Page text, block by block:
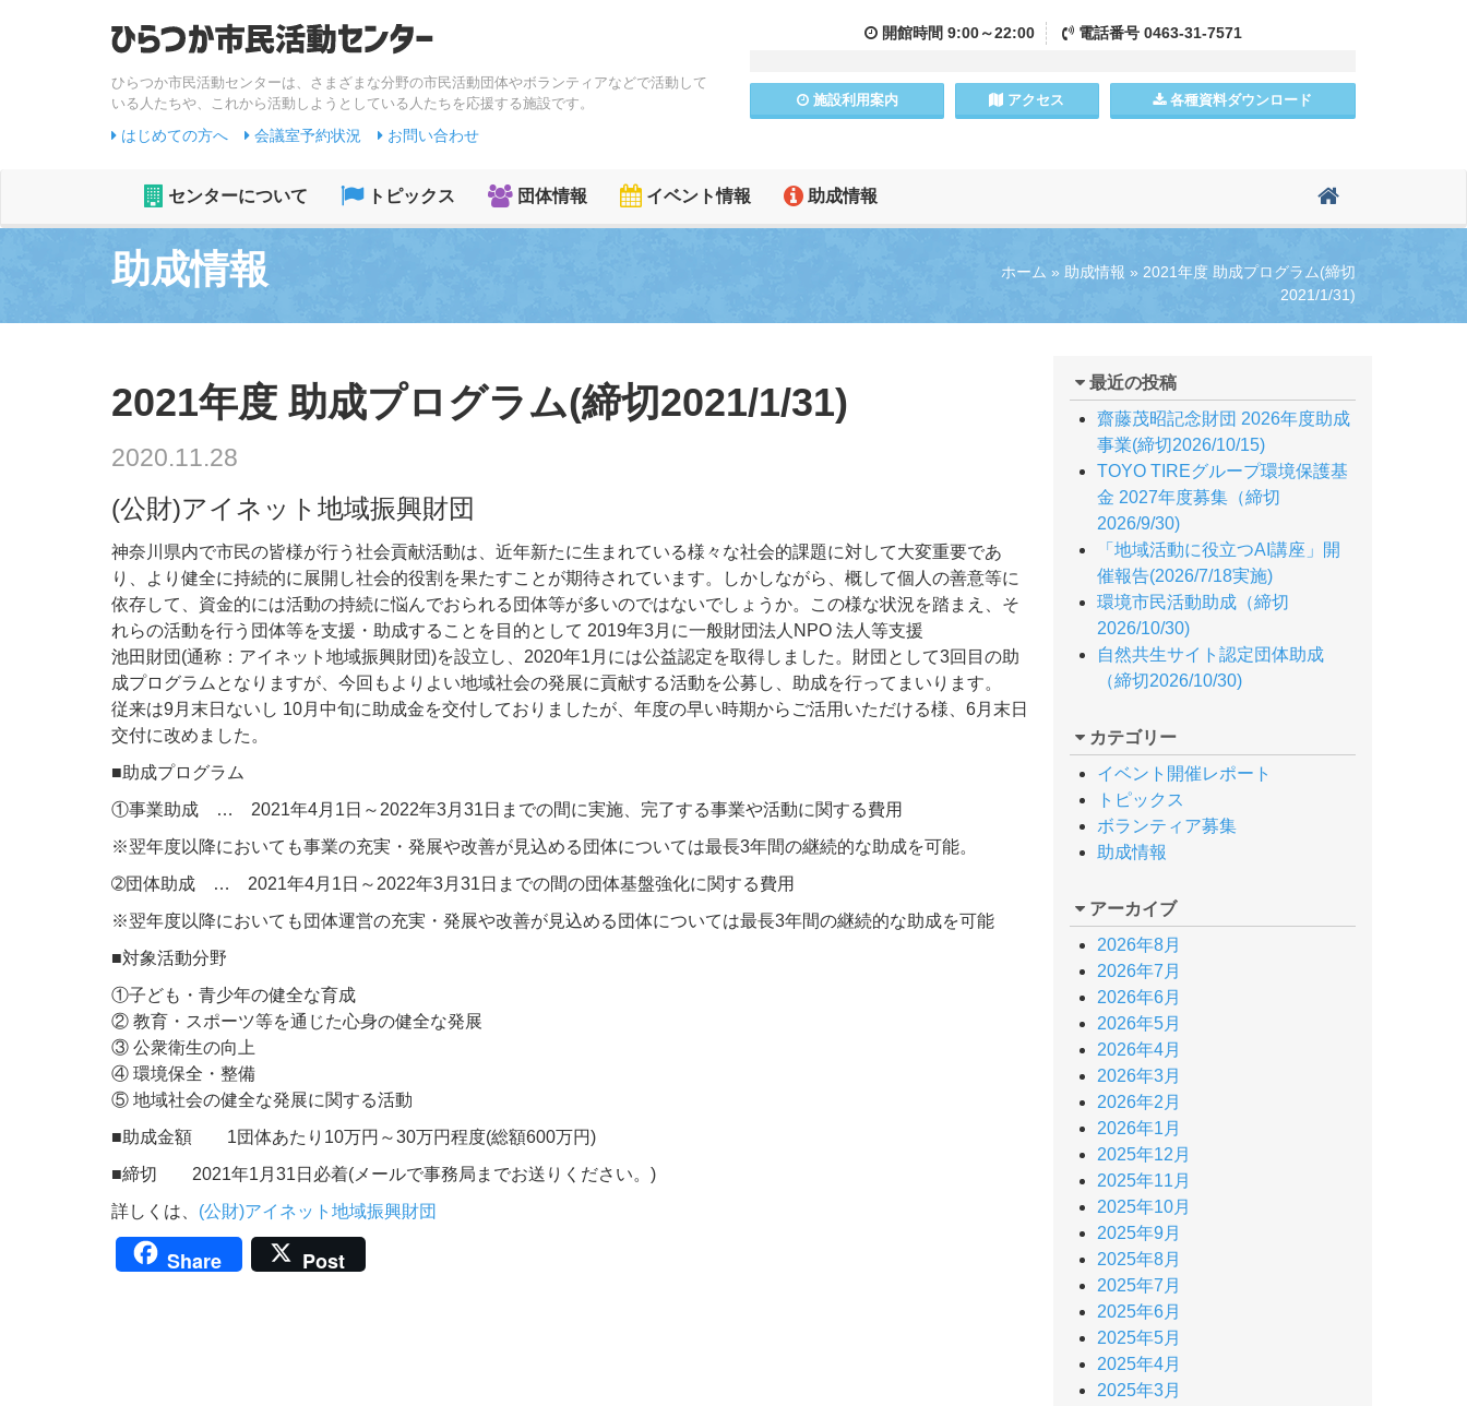
ひらつか市民活動センターは、さまざまな分野の市民活動団体やボランティアなどで活動して
いる人たちや、これから活動しようとしている人たちを応援する施設です。
はじめての方へ 会議室予約状況 お問い合わせ
開館時間 9:00～22:00 電話番号0463-31-7571
施設利用案内 アクセス 各種資料ダウンロード
センターについて トピックス 団体情報 イベント情報 助成情報
ホーム » 助成情報 » 2021年度 助成プログラム(締切
2021/1/31)
助成情報
2021年度 助成プログラム(締切2021/1/31)
2020.11.28
(公財)アイネット地域振興財団
神奈川県内で市民の皆様が行う社会貢献活動は、近年新たに生まれている様々な社会的課題に対して大変重要であ
り、より健全に持続的に展開し社会的役割を果たすことが期待されています。しかしながら、概して個人の善意等に
依存して、資金的には活動の持続に悩んでおられる団体等が多いのではないでしょうか。この様な状況を踏まえ、そ
れらの活動を行う団体等を支援・助成することを目的として 2019年3月に一般財団法人NPO 法人等支援
池田財団(通称：アイネット地域振興財団)を設立し、2020年1月には公益認定を取得しました。財団として3回目の助
成プログラムとなりますが、今回もよりよい地域社会の発展に貢献する活動を公募し、助成を行ってまいります。
従来は9月末日ないし 10月中旬に助成金を交付しておりましたが、年度の早い時期からご活用いただける様、6月末日
交付に改めました。
■助成プログラム
①事業助成 … 2021年4月1日～2022年3月31日までの間に実施、完了する事業や活動に関する費用
※翌年度以降においても事業の充実・発展や改善が見込める団体については最長3年間の継続的な助成を可能。
➁団体助成 … 2021年4月1日～2022年3月31日までの間の団体基盤強化に関する費用
※翌年度以降においても団体運営の充実・発展や改善が見込める団体については最長3年間の継続的な助成を可能
■対象活動分野
①子ども・青少年の健全な育成
② 教育・スポーツ等を通じた心身の健全な発展
③ 公衆衛生の向上
④ 環境保全・整備
⑤ 地域社会の健全な発展に関する活動
■助成金額 1団体あたり10万円～30万円程度(総額600万円)
■締切 2021年1月31日必着(メールで事務局までお送りください。)
詳しくは、 (公財)アイネット地域振興財団
Share Post
最近の投稿
齋藤茂昭記念財団 2026年度助成
事業(締切2026/10/15)
TOYO TIREグループ環境保護基
金 2027年度募集（締切
2026/9/30)
「地域活動に役立つAI講座」開
催報告(2026/7/18実施)
環境市民活動助成（締切
2026/10/30)
自然共生サイト認定団体助成
（締切2026/10/30)
カテゴリー
イベント開催レポート
トピックス
ボランティア募集
助成情報
アーカイブ
2026年8月
2026年7月
2026年6月
2026年5月
2026年4月
2026年3月
2026年2月
2026年1月
2025年12月
2025年11月
2025年10月
2025年9月
2025年8月
2025年7月
2025年6月
2025年5月
2025年4月
2025年3月